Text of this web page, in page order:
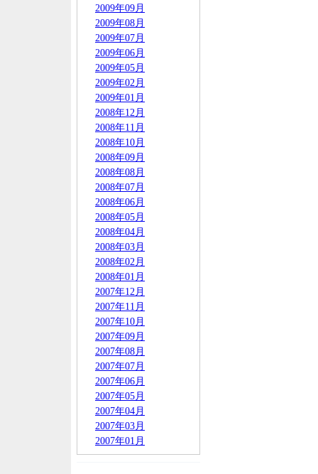
2009年09月
2009年08月
2009年07月
2009年06月
2009年05月
2009年02月
2009年01月
2008年12月
2008年11月
2008年10月
2008年09月
2008年08月
2008年07月
2008年06月
2008年05月
2008年04月
2008年03月
2008年02月
2008年01月
2007年12月
2007年11月
2007年10月
2007年09月
2007年08月
2007年07月
2007年06月
2007年05月
2007年04月
2007年03月
2007年01月